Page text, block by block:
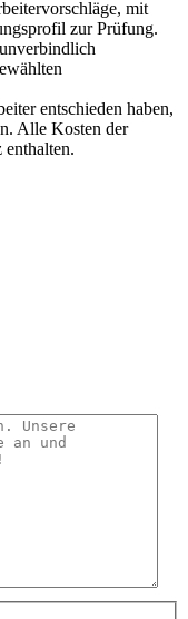
mit
zur Prüfung.
entschieden haben,
Alle Kosten der
enthalten.